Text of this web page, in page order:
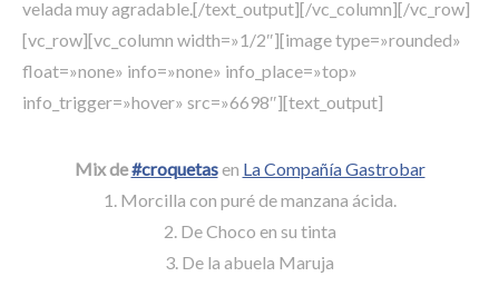
velada muy agradable.[/text_output][/vc_column][/vc_row]
[vc_row][vc_column width=»1/2″][image type=»rounded»
float=»none» info=»none» info_place=»top»
info_trigger=»hover» src=»6698″][text_output]
Mix de#croquetasen La Compañía Gastrobar
1. Morcilla con puré de manzana ácida.
2. De Choco en su tinta
3. De la abuela Maruja